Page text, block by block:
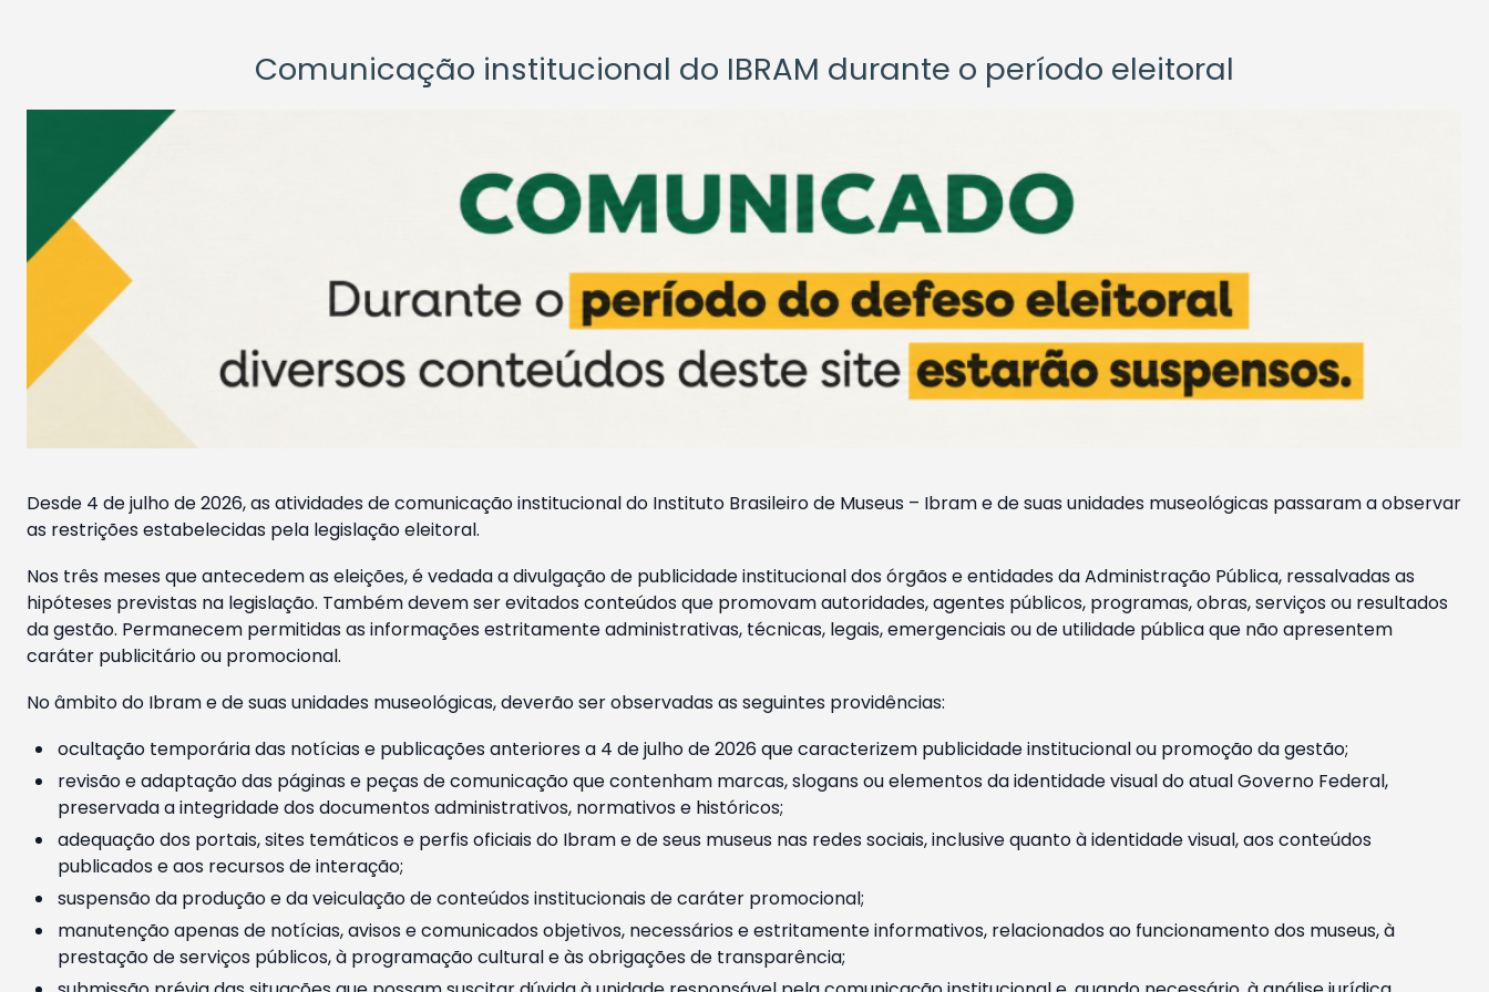
Comunicação institucional do IBRAM durante o período eleitoral
Desde 4 de julho de 2026, as atividades de comunicação institucional do Instituto Brasileiro de Museus – Ibram e de suas unidades museológicas passaram a observar
as restrições estabelecidas pela legislação eleitoral.
Nos três meses que antecedem as eleições, é vedada a divulgação de publicidade institucional dos órgãos e entidades da Administração Pública, ressalvadas as
hipóteses previstas na legislação. Também devem ser evitados conteúdos que promovam autoridades, agentes públicos, programas, obras, serviços ou resultados
da gestão. Permanecem permitidas as informações estritamente administrativas, técnicas, legais, emergenciais ou de utilidade pública que não apresentem
caráter publicitário ou promocional.
No âmbito do Ibram e de suas unidades museológicas, deverão ser observadas as seguintes providências:
ocultação temporária das notícias e publicações anteriores a 4 de julho de 2026 que caracterizem publicidade institucional ou promoção da gestão;
revisão e adaptação das páginas e peças de comunicação que contenham marcas, slogans ou elementos da identidade visual do atual Governo Federal,
preservada a integridade dos documentos administrativos, normativos e históricos;
adequação dos portais, sites temáticos e perfis oficiais do Ibram e de seus museus nas redes sociais, inclusive quanto à identidade visual, aos conteúdos
publicados e aos recursos de interação;
suspensão da produção e da veiculação de conteúdos institucionais de caráter promocional;
manutenção apenas de notícias, avisos e comunicados objetivos, necessários e estritamente informativos, relacionados ao funcionamento dos museus, à
prestação de serviços públicos, à programação cultural e às obrigações de transparência;